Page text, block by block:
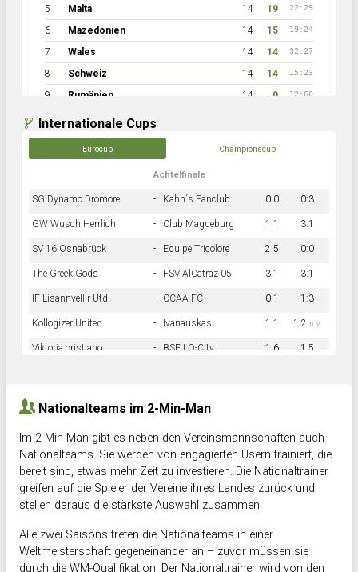
5 Malta 14 19 22:29
6 Mazedonien 14 15 19:24
7 Wales 14 14 32:27
8 Schweiz 14 14 15:23
9 Rumänien 14 0 12:60
Internationale Cups
Eurocup Championscup
Achtelfinale
SG Dynamo Dromore - Kahn´s Fanclub 0:0 0:3
GW Wusch Herrlich - Club Magdeburg 1:1 3:1
SV 16 Osnabrück - Equipe Tricolore 2:5 0:0
The Greek Gods - FSV AlCatraz 05 3:1 3:1
IF Lisannvellir Utd. - CCAA FC 0:1 1:3
Kollogizer United - Ivanauskas 1:1 1:2 n.V.
Viktoria cristiano - BSF LO-City 1:6 1:5
Nationalteams im 2-Min-Man
Im 2-Min-Man gibt es neben den Vereinsmannschaften auch
Nationalteams. Sie werden von engagierten Usern trainiert, die
bereit sind, etwas mehr Zeit zu investieren. Die Nationaltrainer
greifen auf die Spieler der Vereine ihres Landes zurück und
stellen daraus die stärkste Auswahl zusammen.
Alle zwei Saisons treten die Nationalteams in einer
Weltmeisterschaft gegeneinander an – zuvor müssen sie
durch die WM-Qualifikation. Der Nationaltrainer wird von den